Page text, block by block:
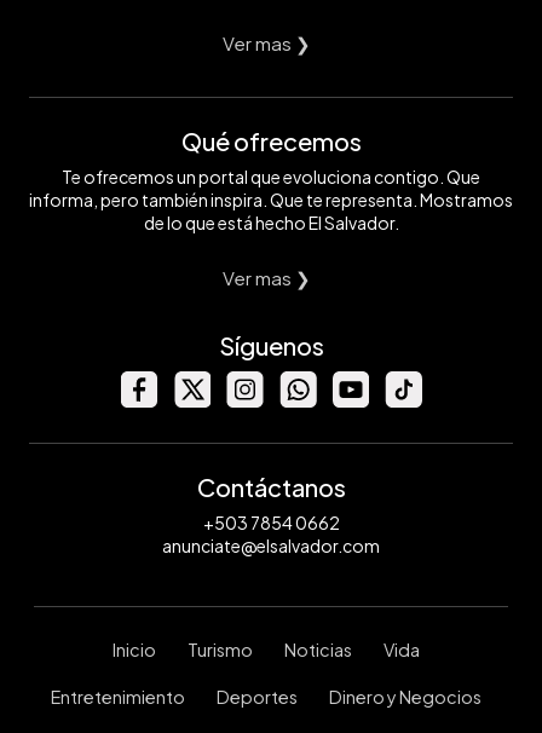
Ver mas ❯
Qué ofrecemos
Te ofrecemos un portal que evoluciona contigo. Que
informa, pero también inspira. Que te representa. Mostramos
de lo que está hecho El Salvador.
Ver mas ❯
Síguenos
Contáctanos
+503 7854 0662
anunciate@elsalvador.com
Inicio Turismo Noticias Vida
Entretenimiento Deportes Dinero y Negocios